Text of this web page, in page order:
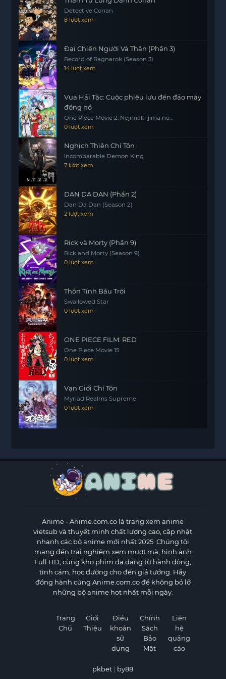
mạn, đây là lựa chọn phù hợp cho khán giả yêu
thích thể loại romance, slice of life trong thế giới
anime. Bạn có thể theo dõi trọn bộ tại
vietsub mới nhất
nhật nhanh các tập mới.
Detective Conan
8 lượt xem
Đại Chiến Người Và Thần (Phần 3)
Record of Ragnarok (Season 3)
14 lượt xem
Vua Hải Tặc: Cuộc phiêu lưu đến đảo máy
đồng hồ
One Piece Movie 2: Nejimaki-jima no
Daibouken, One Piece: Nejimakijima no
Bouken, One Piece: Nejimaki Shima no
0 lượt xem
Nghịch Thiên Chí Tôn
Incomparable Demon King
7 lượt xem
DAN DA DAN (Phần 2)
Dan Da Dan (Season 2)
2 lượt xem
Rick và Morty (Phần 9)
Rick and Morty (Season 9)
0 lượt xem
Thôn Tính Bầu Trời
Swallowed Star
0 lượt xem
ONE PIECE FILM: RED
One Piece Movie 15
0 lượt xem
Vạn Giới Chí Tôn
Myriad Realms Supreme
0 lượt xem
Anime- Anime.com.co là trang xem anime
vietsub và thuyết minh chất lượng cao, cập nhật
nhanh các bộ anime mới nhất 2025. Chúng tôi
mang đến trải nghiệm xem mượt mà, hình ảnh
Full HD, cùng kho phim đa dạng từ hành động,
tình cảm, học đường cho đến giả tưởng. Hãy
đồng hành cùng Anime.com.co để không bỏ lỡ
những bộ anime hot nhất mỗi ngày.
Trang
Chủ
Giới
Thiệu
Điều
khoản
sử
dụng
Chính
Sách
Bảo
Mật
Liên
hệ
quảng
cáo
pkbet | by88